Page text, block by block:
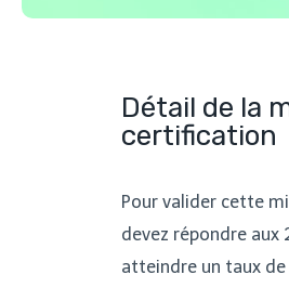
Détail de la
certification
Pour valider cette
devez répondre
atteindre un taux